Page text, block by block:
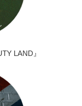
LAND』